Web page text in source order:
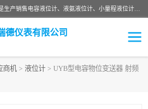
河南福瑞德仪表有限公司是生产销售电容液位计、液氨液位计、小量程液位计定制、智能锅炉水位计、液氮液位计等；并在产品开发、研制的过程中，吸取国内外仪器仪表的技术精华，建立了一支高、精、尖的科研开发队伍，使产品性能不断升级。
德仪表有限公司
商机 > 液位计 > UYB型电容物位变送器 射频